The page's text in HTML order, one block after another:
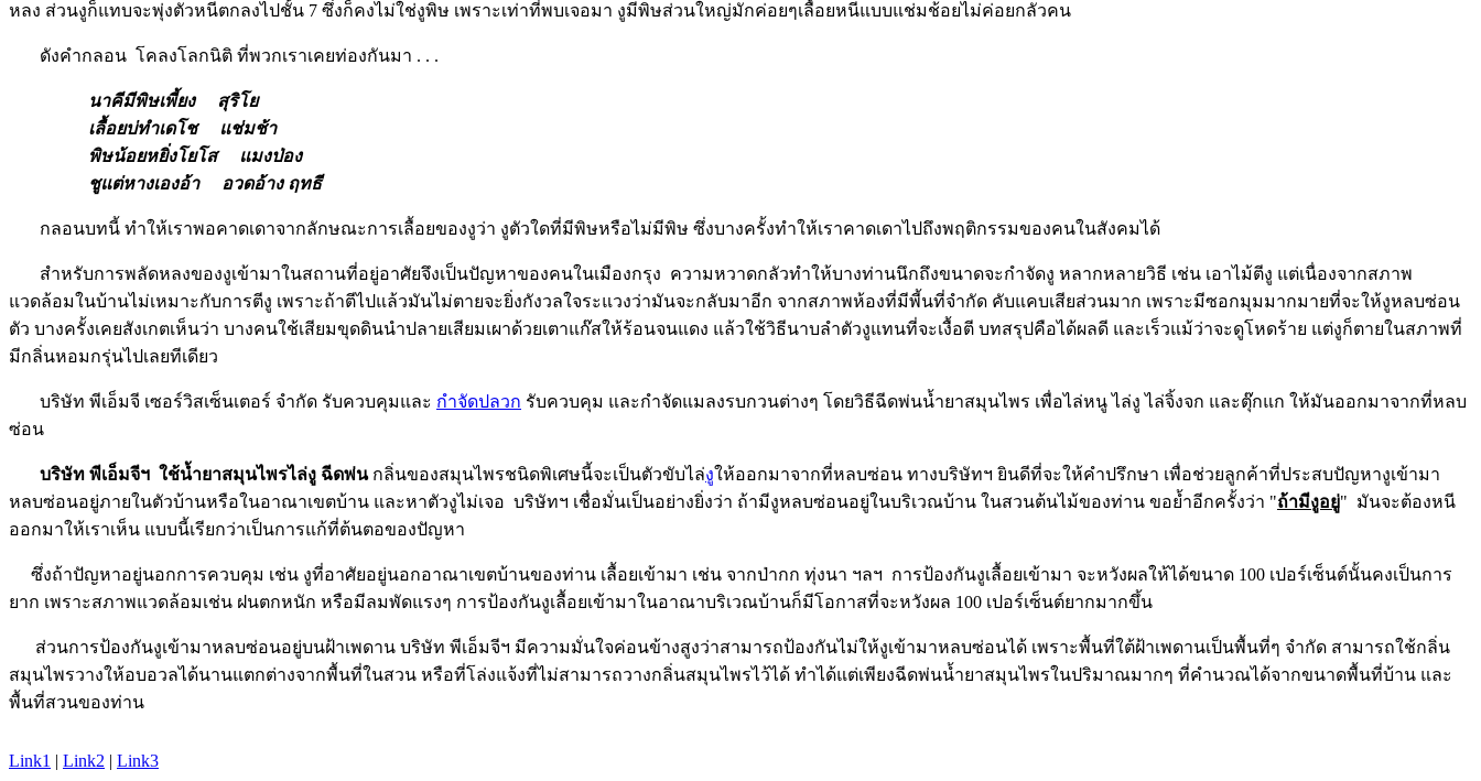
หลง ส่วนงูก็แทบจะพุ่งตัวหนีตกลงไปชั้น 7 ซึ่งก็คงไม่ใช่งูพิษ เพราะเท่าที่พบเจอมา งูมีพิษส่วนใหญ่มักค่อยๆเลื้อยหนีแบบแช่มช้อยไม่ค่อยกลัวคน
ดังคำกลอน โคลงโลกนิติ ที่พวกเราเคยท่องกันมา . . .
นาคีมีพิษเพี้ยง
สุริโย
เลื้อยบ่ทำเดโช
แช่มช้า
พิษน้อยหยิ่งโยโส
แมงป่อง
ชูแต่หางเองอ้า
อวดอ้าง ฤทธี
กลอนบทนี้ ทำให้เราพอคาดเดาจากลักษณะการเลื้อยของงูว่า งูตัวใดที่มีพิษหรือไม่มีพิษ ซึ่งบางครั้งทำให้เราคาดเดาไปถึงพฤติกรรมของคนในสังคมได้
สำหรับการพลัดหลงของงูเข้ามาในสถานที่อยู่อาศัยจึงเป็นปัญหาของคนในเมืองกรุง ความหวาดกลัวทำให้บางท่านนึกถึงขนาดจะกำจัดงู หลากหลายวิธี เช่น เอาไม้ตีงู แต่เนื่องจากสภาพ
แวดล้อมในบ้านไม่เหมาะกับการตีงู เพราะถ้าตีไปแล้วมันไม่ตายจะยิ่งกังวลใจระแวงว่ามันจะกลับมาอีก จากสภาพห้องที่มีพี้นที่จำกัด คับแคบเสียส่วนมาก เพราะมีซอกมุมมากมายที่จะให้งูหลบซ่อน
ตัว บางครั้งเคยสังเกตเห็นว่า บางคนใช้เสียมขุดดินนำปลายเสียมเผาด้วยเตาแก๊สให้ร้อนจนแดง แล้วใช้วิธีนาบลำตัวงูแทนที่จะเงื้อตี บทสรุปคือได้ผลดี และเร็วแม้ว่าจะดูโหดร้าย แต่งูก็ตายในสภาพที่
มีกลิ่นหอมกรุ่นไปเลยทีเดียว
บริษัท พีเอ็มจี เซอร์วิสเซ็นเตอร์ จำกัด รับควบคุมและ กำจัดปลวก รับควบคุม และกำจัดแมลงรบกวนต่างๆ โดยวิธีฉีดพ่นน้ำยาสมุนไพร เพื่อไล่หนู ไล่งู ไล่จิ้งจก และตุ๊กแก ให้มันออกมาจากที่หลบ
ซ่อน
บริษัท พีเอ็มจีฯ ใช้น้ำยาสมุนไพรไล่งู ฉีดพ่น กลิ่นของสมุนไพรชนิดพิเศษนี้จะเป็นตัวขับไล่งูให้ออกมาจากที่หลบซ่อน ทางบริษัทฯ ยินดีที่จะให้คำปรึกษา เพื่อช่วยลูกค้าที่ประสบปัญหางูเข้ามา
หลบซ่อนอยู่ภายในตัวบ้านหรือในอาณาเขตบ้าน และหาตัวงูไม่เจอ บริษัทฯ เชื่อมั่นเป็นอย่างยิ่งว่า ถ้ามีงูหลบซ่อนอยู่ในบริเวณบ้าน ในสวนต้นไม้ของท่าน ขอย้ำอีกครั้งว่า "ถ้ามีงูอยู่" มันจะต้องหนี
ออกมาให้เราเห็น แบบนี้เรียกว่าเป็นการแก้ที่ต้นตอของปัญหา
ซึ่งถ้าปัญหาอยู่นอกการควบคุม เช่น งูที่อาศัยอยู่นอกอาณาเขตบ้านของท่าน เลื้อยเข้ามา เช่น จากป่ากก ทุ่งนา ฯลฯ การป้องกันงูเลื้อยเข้ามา จะหวังผลให้ได้ขนาด 100 เปอร์เซ็นต์นั้นคงเป็นการ
ยาก เพราะสภาพแวดล้อมเช่น ฝนตกหนัก หรือมีลมพัดแรงๆ การป้องกันงูเลื้อยเข้ามาในอาณาบริเวณบ้านก็มีโอกาสที่จะหวังผล 100 เปอร์เซ็นต์ยากมากขึ้น
ส่วนการป้องกันงูเข้ามาหลบซ่อนอยู่บนฝ้าเพดาน บริษัท พีเอ็มจีฯ มีความมั่นใจค่อนข้างสูงว่าสามารถป้องกันไม่ให้งูเข้ามาหลบซ่อนได้ เพราะพื้นที่ใต้ฝ้าเพดานเป็นพื้นที่ๆ จำกัด สามารถใช้กลิ่น
สมุนไพรวางให้อบอวลได้นานแตกต่างจากพื้นที่ในสวน หรือที่โล่งแจ้งที่ไม่สามารถวางกลิ่นสมุนไพรไว้ได้ ทำได้แต่เพียงฉีดพ่นน้ำยาสมุนไพรในปริมาณมากๆ ที่คำนวณได้จากขนาดพื้นที่บ้าน และ
พื้นที่สวนของท่าน
Link1 | Link2 | Link3